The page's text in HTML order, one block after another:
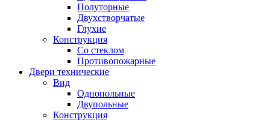
Полуторные
Двухстворчатые
Глухие
Конструкция
Со стеклом
Противопожарные
Двери технические
Вид
Однопольные
Двупольные
Конструкция